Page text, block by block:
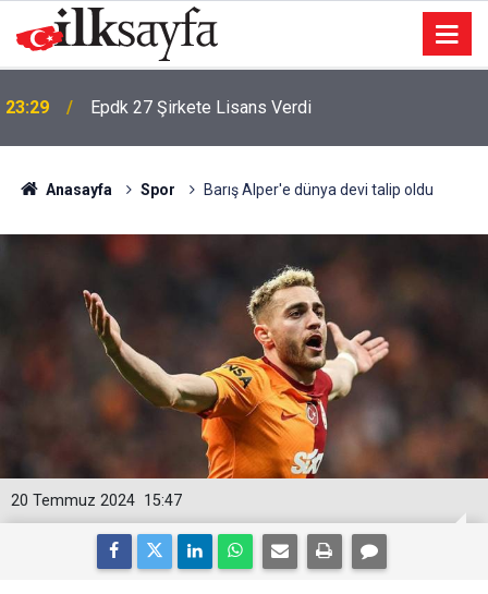
23:29 Epdk 27 Şirkete Lisans Verdi
Anasayfa Spor Barış Alper'e dünya devi talip oldu
15:47
20 Temmuz 2024